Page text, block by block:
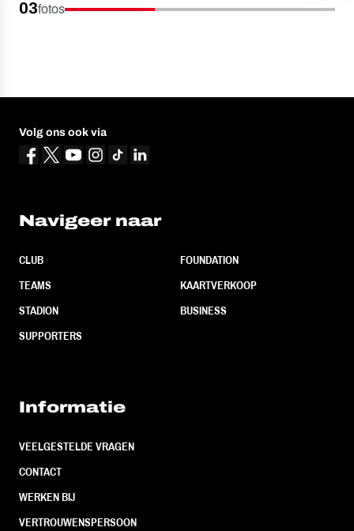
03fotos
Volg ons ook via
Navigeer naar
CLUB
TEAMS
STADION
SUPPORTERS
FOUNDATION
KAARTVERKOOP
BUSINESS
Informatie
VEELGESTELDE VRAGEN
CONTACT
WERKEN BIJ
VERTROUWENSPERSOON